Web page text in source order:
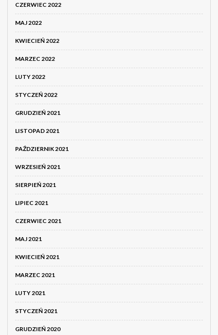
CZERWIEC 2022
MAJ 2022
KWIECIEŃ 2022
MARZEC 2022
LUTY 2022
STYCZEŃ 2022
GRUDZIEŃ 2021
LISTOPAD 2021
PAŹDZIERNIK 2021
WRZESIEŃ 2021
SIERPIEŃ 2021
LIPIEC 2021
CZERWIEC 2021
MAJ 2021
KWIECIEŃ 2021
MARZEC 2021
LUTY 2021
STYCZEŃ 2021
GRUDZIEŃ 2020